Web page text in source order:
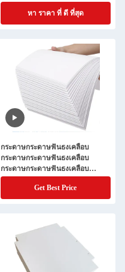
กระดาษกระดาษกระดาษกระดาษ
กระดาษกระดาษกระดาษกระดาษ
กระดาษกระดาษกระดาษกระดาษ
กระดาษกระดาษกระดาษกระดาษ
กระดาษกระดาษกระดาษกระดาษ
กระดาษกระดาษกระดาษกระดาษ
กระดาษกระดาษกระดาษกระดาษ
กระดาษกระดาษกระดาษกระดาษ
กระดาษกระดาษกระดาษกระดาษ
หา ราคา ที่ ดี ที่สุด
กระดาษกระดาษฟันธงเคลือบ
กระดาษกระดาษฟันธงเคลือบ
กระดาษกระดาษฟันธงเคลือบ
กระดาษกระดาษฟันธง
Get Best Price